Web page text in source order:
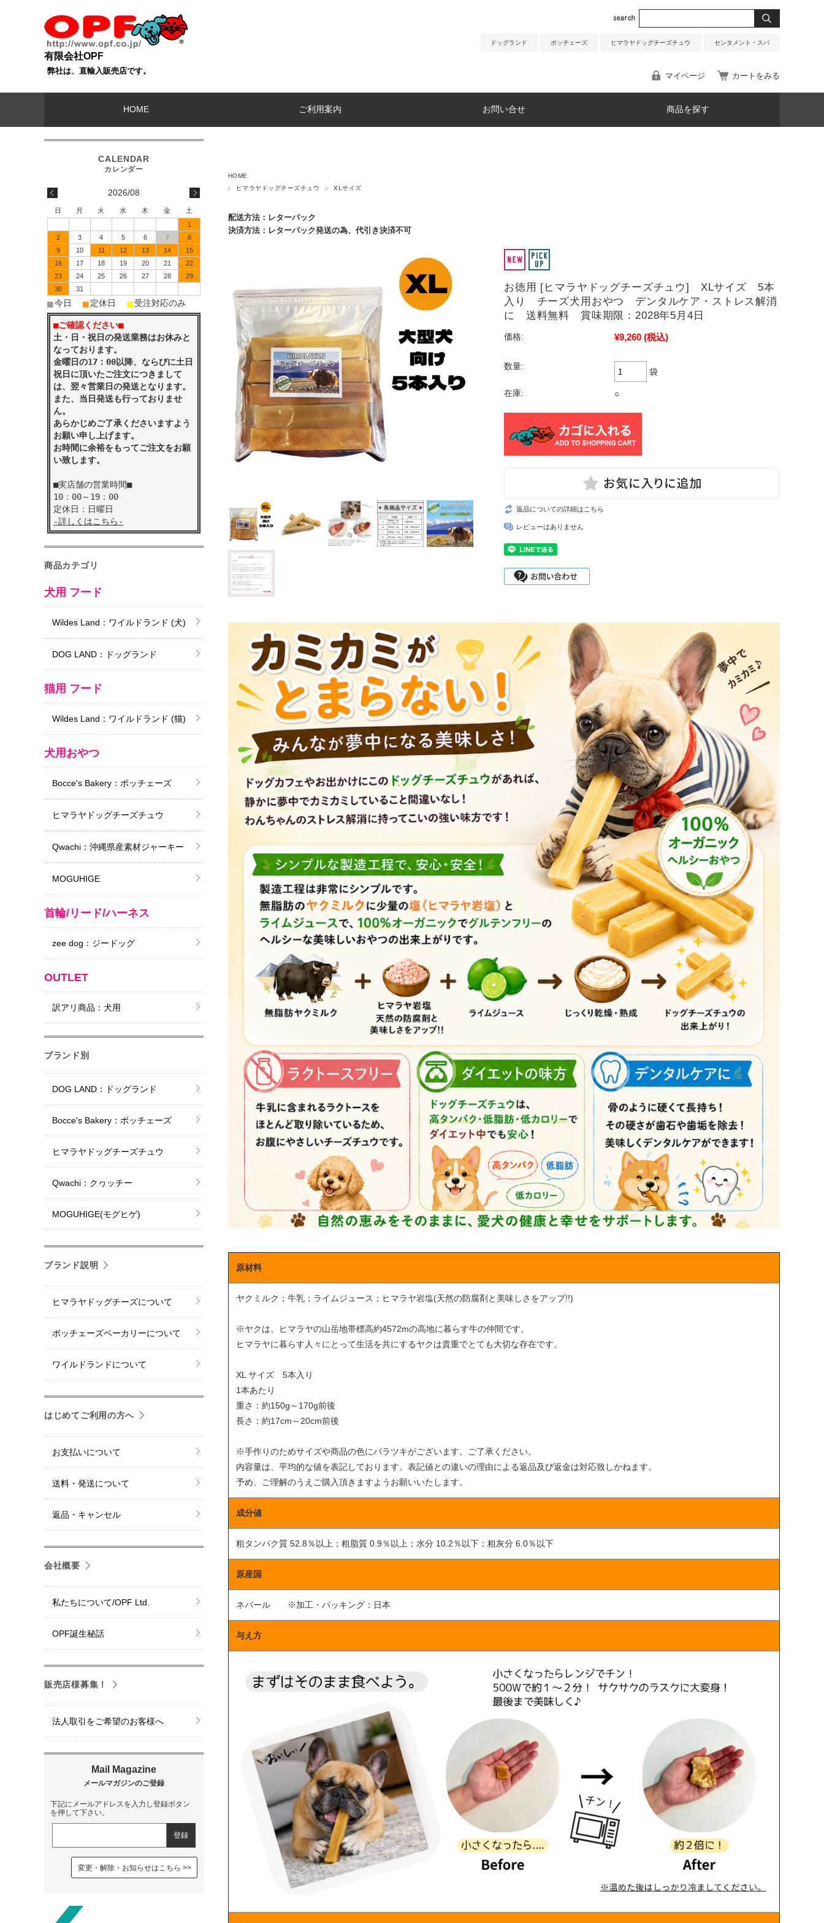
有限会社OPF
弊社は、直輸入販売店です。
ドッグランド ボッチェーズ ヒマラヤドッグチーズチュウ センタメント・スパ
マイページ カートをみる
HOME ご利用案内 お問い合せ 商品を探す
HOME
ヒマラヤドッグチーズチュウ
XLサイズ
配送方法：レターパック
決済方法：レターパック発送の為、代引き決済不可
お徳用 [ヒマラヤドッグチーズチュウ] XLサイズ 5本
入り チーズ犬用おやつ デンタルケア・ストレス解消
に 送料無料 賞味期限：2028年5月4日
価格: ¥9,260 (税込)
数量:
袋
在庫: ○
返品についての詳細はこちら
レビューはありません
原材料
ヤクミルク；牛乳；ライムジュース；ヒマラヤ岩塩(天然の防腐剤と美味しさをアップ!!)
※ヤクは、ヒマラヤの山岳地帯標高約4572mの高地に暮らす牛の仲間です。
ヒマラヤに暮らす人々にとって生活を共にするヤクは貴重でとても大切な存在です。
XL サイズ 5本入り
1本あたり
重さ：約150g～170g前後
長さ：約17cm～20cm前後
※手作りのためサイズや商品の色にバラツキがございます。ご了承ください。
内容量は、平均的な値を表記しております。表記値との違いの理由による返品及び返金は対応致しかねます。
予め、ご理解のうえご購入頂きますようお願いいたします。
成分値
粗タンパク質 52.8％以上；粗脂質 0.9％以上；水分 10.2％以下；粗灰分 6.0％以下
原産国
ネパール ※加工・パッキング：日本
与え方
2026/08
日 月 火 水 木 金
土
1
2
3 4 5 6 7
8
9
10 11 12 13 14
15
16
17 18 19 20 21
22
23
24 25 26 27 28
29
30
31
■今日 ■定休日 ■受注対応のみ
■ご確認ください■
土・日・祝日の発送業務はお休みと
なっております。
金曜日の17：00以降、ならびに土日
祝日に頂いたご注文につきまして
は、翌々営業日の発送となります。
また、当日発送も行っておりませ
ん。
あらかじめご了承くださいますよう
お願い申し上げます。
お時間に余裕をもってご注文をお願
い致します。
■実店舗の営業時間■
10：00～19：00
定休日：日曜日
-詳しくはこちら-
商品カテゴリ
犬用 フード
Wildes Land：ワイルドランド (犬)
DOG LAND：ドッグランド
猫用 フード
Wildes Land：ワイルドランド (猫)
犬用おやつ
Bocce's Bakery：ボッチェーズ
ヒマラヤドッグチーズチュウ
Qwachi：沖縄県産素材ジャーキー
MOGUHIGE
首輪/リード/ハーネス
zee dog：ジードッグ
OUTLET
訳アリ商品：犬用
ブランド別
DOG LAND：ドッグランド
Bocce's Bakery：ボッチェーズ
ヒマラヤドッグチーズチュウ
Qwachi：クヮッチー
MOGUHIGE(モグヒゲ)
ブランド説明
ヒマラヤドッグチーズについて
ボッチェーズベーカリーについて
ワイルドランドについて
はじめてご利用の方へ
お支払いについて
送料・発送について
返品・キャンセル
会社概要
私たちについて/OPF Ltd.
OPF誕生秘話
販売店様募集！
法人取引をご希望のお客様へ
下記にメールアドレスを入力し登録ボタン
を押して下さい。
変更・解除・お知らせはこちら